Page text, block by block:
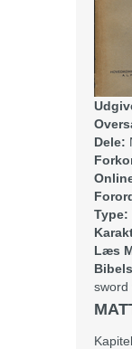
Dele:
Type:
Læs
sword